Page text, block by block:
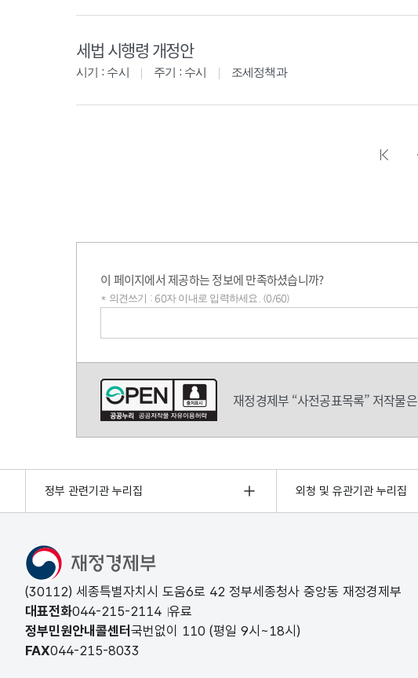
세법 시행령 개정안
시기 : 수시 주기 : 수시 조세정책과
이 페이지에서 제공하는 정보에 만족하셨습니까?
* 의견쓰기 : 60자 이내로 입력하세요. (0/60)
재정경제부 “사전공표목록” 저작물은
정부 관련기관 누리집 외청 및 유관기관 누리집
(30112) 세종특별자치시 도움6로 42 정부세종청사 중앙동 재정경제부
대표전화044-215-2114 유료
정부민원안내콜센터 국번없이 110 (평일 9시~18시)
FAX044-215-8033